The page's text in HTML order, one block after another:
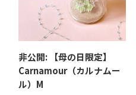
非公開: 【母の日限定】
Carnamour（カルナムー
ル）M